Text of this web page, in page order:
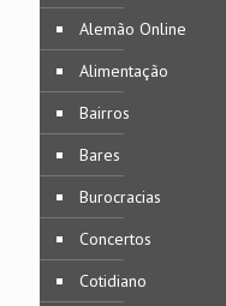
Alemão Online
Alimentação
Bairros
Bares
Burocracias
Concertos
Cotidiano